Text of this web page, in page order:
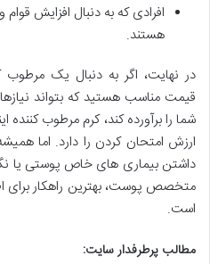
افرادی که به دنبال افزایش
هستند.
در نهایت، اگر به دنبال یک
قیمت مناسب هستید که بتواند
شما را برآورده کند، کرم مرطوب کننده
ارزش امتحان کردن را دارد. اما
داشتن بیماری های خاص پوستی یا
متخصص پوست، بهترین راهکار
است.
مطالب پرطرفدار سایت: